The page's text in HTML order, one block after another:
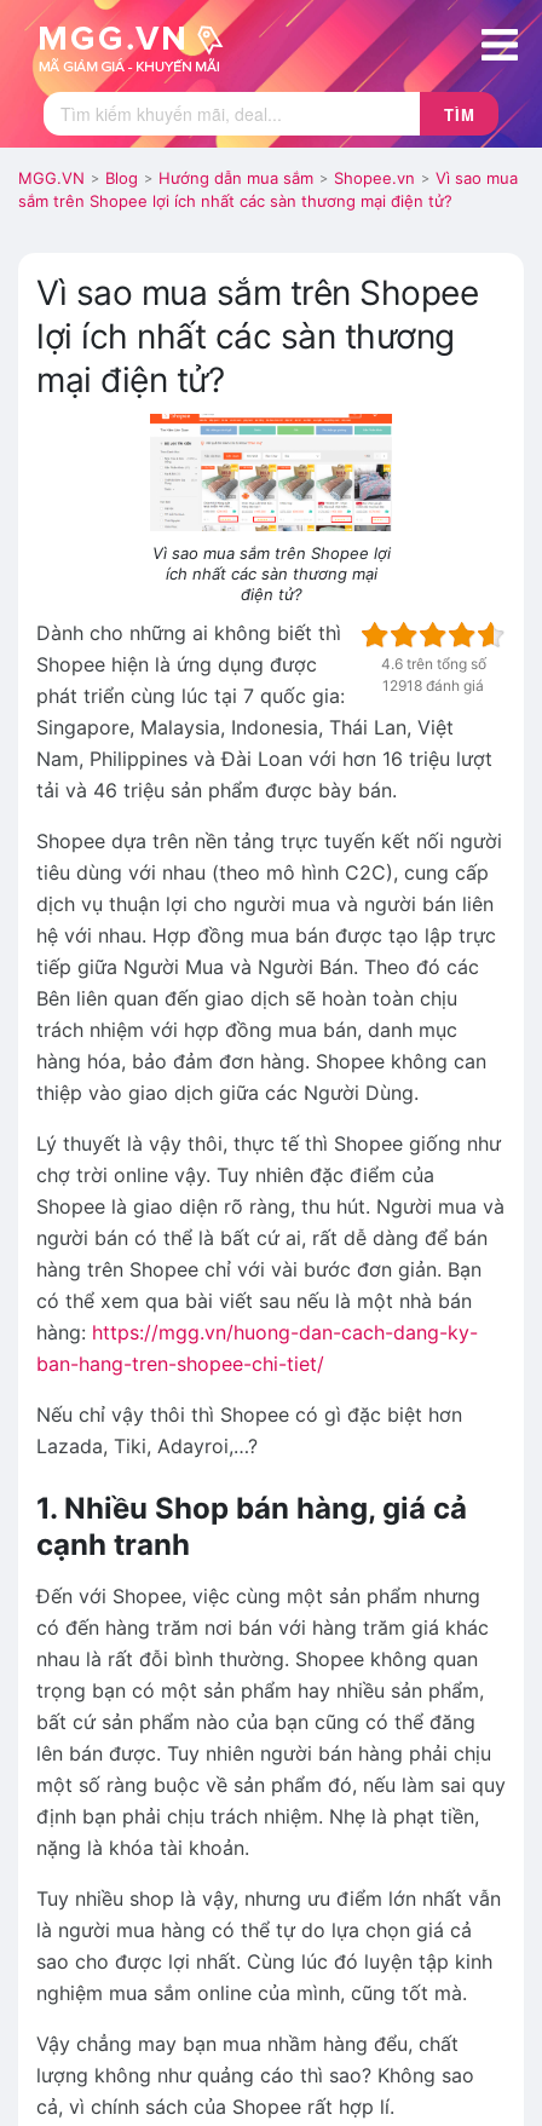
TÌM
MGG.VN > Blog > Hướng dẫn mua sắm > Shopee.vn > Vì sao mua
sắm trên Shopee lợi ích nhất các sàn thương mại điện tử?
Vì sao mua sắm trên Shopee
lợi ích nhất các sàn thương
mại điện tử?
Vì sao mua sắm trên Shopee lợi
ích nhất các sàn thương mại
điện tử?
4.6 trên tổng số
12918 đánh giá
Dành cho những ai không biết thì
Shopee hiện là ứng dụng được
phát triển cùng lúc tại 7 quốc gia:
Singapore, Malaysia, Indonesia, Thái Lan, Việt
Nam, Philippines và Đài Loan với hơn 16 triệu lượt
tải và 46 triệu sản phẩm được bày bán.
Shopee dựa trên nền tảng trực tuyến kết nối người
tiêu dùng với nhau (theo mô hình C2C), cung cấp
dịch vụ thuận lợi cho người mua và người bán liên
hệ với nhau. Hợp đồng mua bán được tạo lập trực
tiếp giữa Người Mua và Người Bán. Theo đó các
Bên liên quan đến giao dịch sẽ hoàn toàn chịu
trách nhiệm với hợp đồng mua bán, danh mục
hàng hóa, bảo đảm đơn hàng. Shopee không can
thiệp vào giao dịch giữa các Người Dùng.
Lý thuyết là vậy thôi, thực tế thì Shopee giống như
chợ trời online vậy. Tuy nhiên đặc điểm của
Shopee là giao diện rõ ràng, thu hút. Người mua và
người bán có thể là bất cứ ai, rất dễ dàng để bán
hàng trên Shopee chỉ với vài bước đơn giản. Bạn
có thể xem qua bài viết sau nếu là một nhà bán
hàng: https://mgg.vn/huong-dan-cach-dang-ky-
ban-hang-tren-shopee-chi-tiet/
Nếu chỉ vậy thôi thì Shopee có gì đặc biệt hơn
Lazada, Tiki, Adayroi,…?
1. Nhiều Shop bán hàng, giá cả
cạnh tranh
Đến với Shopee, việc cùng một sản phẩm nhưng
có đến hàng trăm nơi bán với hàng trăm giá khác
nhau là rất đỗi bình thường. Shopee không quan
trọng bạn có một sản phẩm hay nhiều sản phẩm,
bất cứ sản phẩm nào của bạn cũng có thể đăng
lên bán được. Tuy nhiên người bán hàng phải chịu
một số ràng buộc về sản phẩm đó, nếu làm sai quy
định bạn phải chịu trách nhiệm. Nhẹ là phạt tiền,
nặng là khóa tài khoản.
Tuy nhiều shop là vậy, nhưng ưu điểm lớn nhất vẫn
là người mua hàng có thể tự do lựa chọn giá cả
sao cho được lợi nhất. Cùng lúc đó luyện tập kinh
nghiệm mua sắm online của mình, cũng tốt mà.
Vậy chẳng may bạn mua nhầm hàng đểu, chất
lượng không như quảng cáo thì sao? Không sao
cả, vì chính sách của Shopee rất hợp lí.